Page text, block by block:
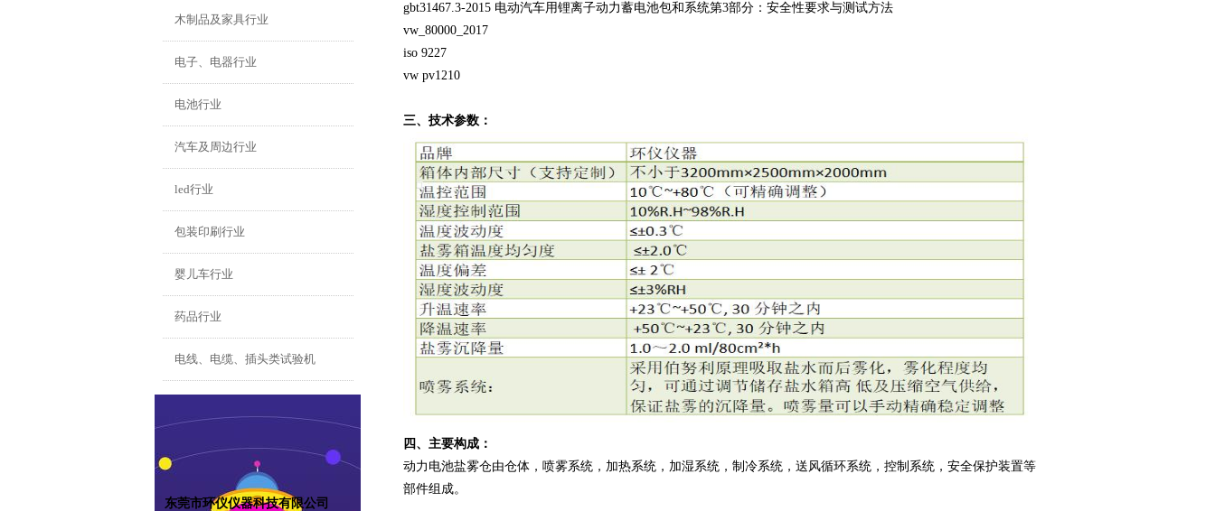
木制品及家具行业
电子、电器行业
电池行业
汽车及周边行业
led行业
包装印刷行业
婴儿车行业
药品行业
电线、电缆、插头类试验机
东莞市环仪仪器科技有限公司
gbt31467.3-2015 电动汽车用锂离子动力蓄电池包和系统第3部分：安全性要求与测试方法
vw_80000_2017
iso 9227
vw pv1210
三、技术参数：
四、主要构成：
动力电池盐雾仓由仓体，喷雾系统，加热系统，加湿系统，制冷系统，送风循环系统，控制系统，安全保护装置等
部件组成。